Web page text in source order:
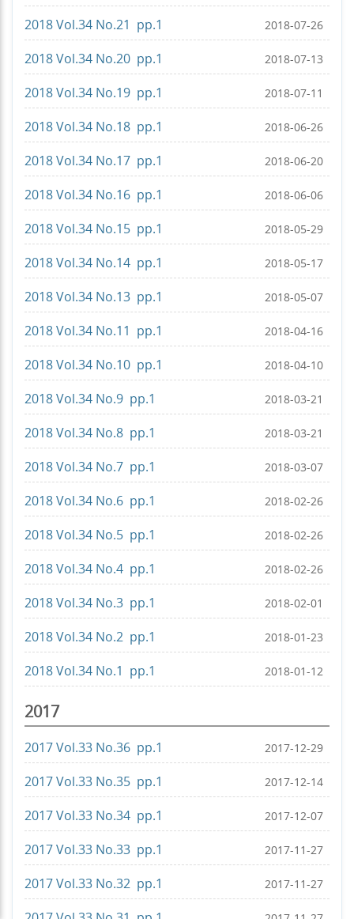
2018 Vol.34 No.21 pp.1 2018-07-26
2018 Vol.34 No.20 pp.1 2018-07-13
2018 Vol.34 No.19 pp.1 2018-07-11
2018 Vol.34 No.18 pp.1 2018-06-26
2018 Vol.34 No.17 pp.1 2018-06-20
2018 Vol.34 No.16 pp.1 2018-06-06
2018 Vol.34 No.15 pp.1 2018-05-29
2018 Vol.34 No.14 pp.1 2018-05-17
2018 Vol.34 No.13 pp.1 2018-05-07
2018 Vol.34 No.11 pp.1 2018-04-16
2018 Vol.34 No.10 pp.1 2018-04-10
2018 Vol.34 No.9 pp.1 2018-03-21
2018 Vol.34 No.8 pp.1 2018-03-21
2018 Vol.34 No.7 pp.1 2018-03-07
2018 Vol.34 No.6 pp.1 2018-02-26
2018 Vol.34 No.5 pp.1 2018-02-26
2018 Vol.34 No.4 pp.1 2018-02-26
2018 Vol.34 No.3 pp.1 2018-02-01
2018 Vol.34 No.2 pp.1 2018-01-23
2018 Vol.34 No.1 pp.1 2018-01-12
2017
2017 Vol.33 No.36 pp.1 2017-12-29
2017 Vol.33 No.35 pp.1 2017-12-14
2017 Vol.33 No.34 pp.1 2017-12-07
2017 Vol.33 No.33 pp.1 2017-11-27
2017 Vol.33 No.32 pp.1 2017-11-27